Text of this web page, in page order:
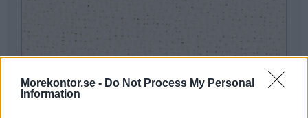
Morekontor.se - Do Not Process My Personal
Information